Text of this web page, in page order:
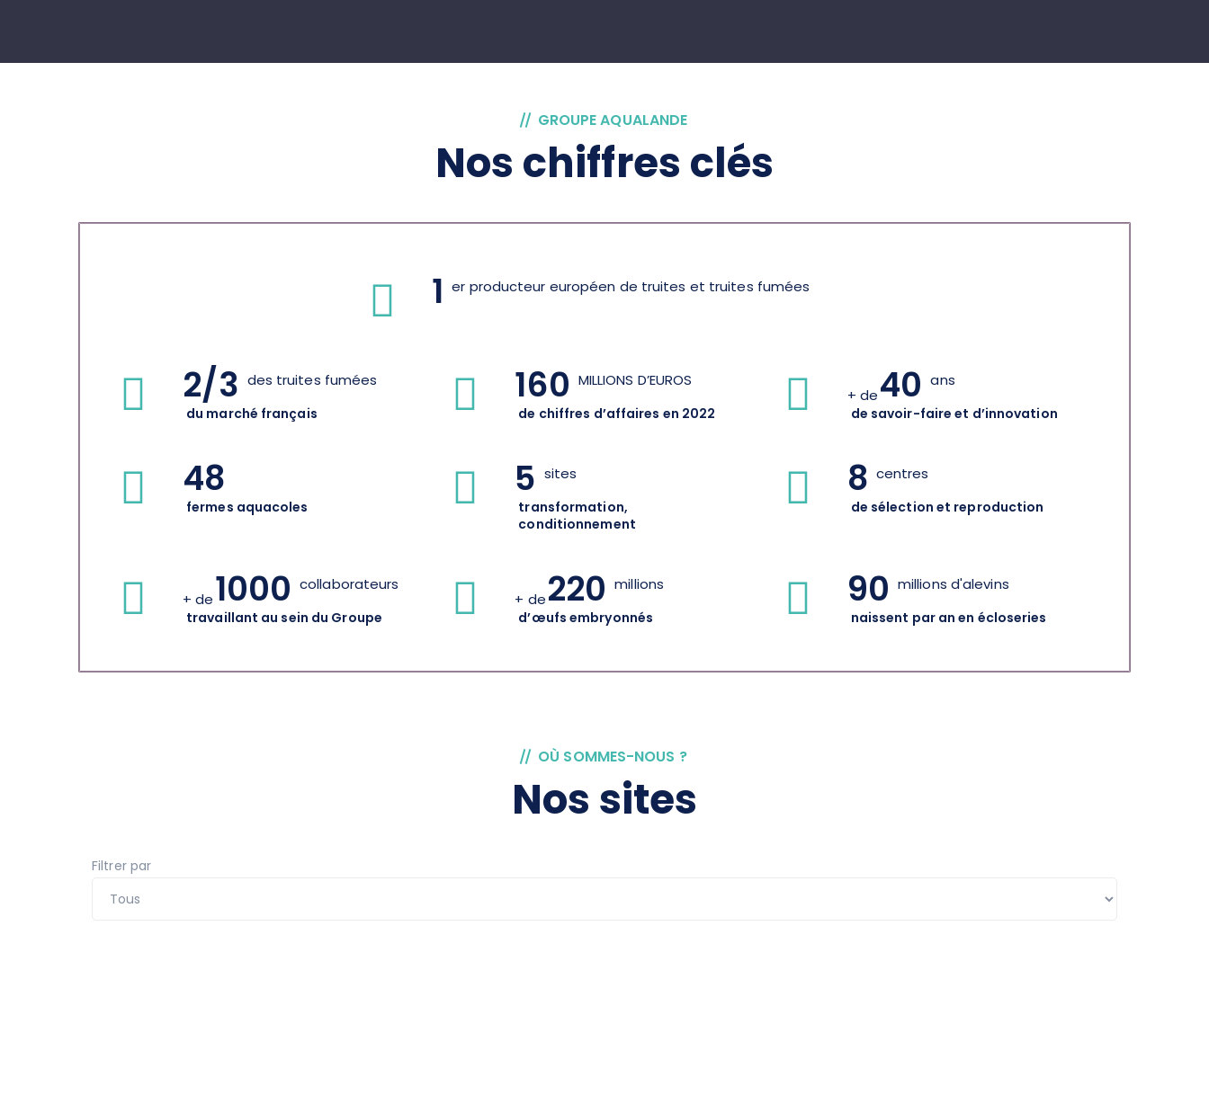
GROUPE AQUALANDE
Nos chiffres clés
1er producteur européen de truites et truites fumées
2/3 des truites fumées
du marché français
160 MILLIONS D’EUROS
de chiffres d’affaires en 2022
+ de40ans
de savoir-faire et d’innovation
48
fermes aquacoles
5 sites
transformation,
conditionnement
8 centres
de sélection et reproduction
+ de1000collaborateurs
travaillant au sein du Groupe
+ de220millions
d’œufs embryonnés
90 millions d'alevins
naissent par an en écloseries
OÙ SOMMES-NOUS ?
Nos sites
Filtrer par